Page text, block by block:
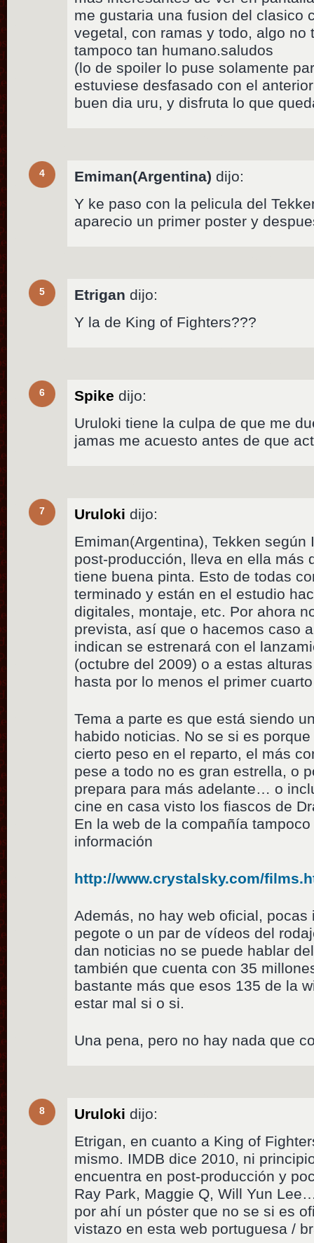
me gustaria una fusion del clasico
vegetal, con ramas y todo, algo no
tampoco tan humano.saludos
(lo de spoiler lo puse solamente
estuviese desfasado con el
buen dia uru, y disfruta lo que
4 Emiman(Argentina) dijo:
Y ke paso con la pelicula del
aparecio un primer poster y
5 Etrigan dijo:
Y la de King of Fighters???
6 Spike dijo:
Uruloki tiene la culpa de que me
jamas me acuesto antes de que
7 Uruloki dijo:
Emiman(Argentina), Tekken según
post-producción, lleva en ella más
tiene buena pinta. Esto de todas
terminado y están en el estudio
digitales, montaje, etc. Por ahora
prevista, así que o hacemos caso
indican se estrenará con el
(octubre del 2009) o a estas
hasta por lo menos el primer
Tema a parte es que está siendo
habido noticias. No se si es
cierto peso en el reparto, el más
pese a todo no es gran estrella, o
prepara para más adelante… o
cine en casa visto los fiascos de
En la web de la compañía
información
http://www.crystalsky.com/
Además, no hay web oficial,
pegote o un par de vídeos del
dan noticias no se puede hablar
también que cuenta con 35
bastante más que esos 135 de la
estar mal si o si.
Una pena, pero no hay nada que
8 Uruloki dijo:
Etrigan, en cuanto a King of
mismo. IMDB dice 2010, ni
encuentra en post-producción y
Ray Park, Maggie Q, Will Yun
por ahí un póster que no se si es
vistazo en esta web portuguesa /